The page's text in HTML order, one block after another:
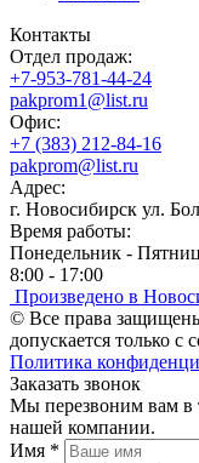
Контакты
Отдел продаж:
+7-953-781-44-24
pakprom1@list.ru
Офис:
+7 (383) 212-84-16
pakprom@list.ru
Адрес:
г. Новосибирск ул.
Время работы:
Понедельник -
8:00 - 17:00
Произведено в
© Все права
допускается только
Политика
Заказать звонок
Мы перезвоним вам в
нашей компании.
Имя *